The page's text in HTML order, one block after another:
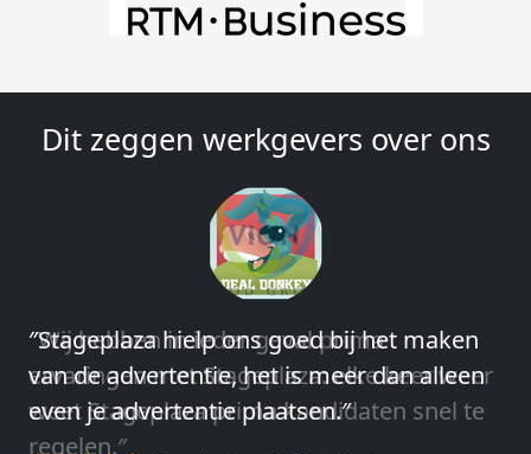
Dit zeggen werkgevers over ons
″Wij hebben in ieder geval prima
ervaringen met Stageplaza: elke keer weer
weet Stageplaza prima kandidaten snel te
regelen.″